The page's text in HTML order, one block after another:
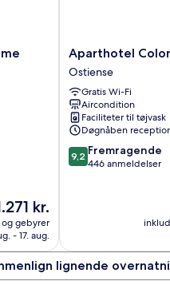
kr.
kr.
gebyrer
- 17. aug.
Aparthotel
Colombo
Roma
Ostiense
Aparthotel
Ostiense
Gratis Wi-Fi
Aircondition
Faciliteter til tøjvask
Døgnåben
9.2
ud
9,2 Fremragende
446 anmeldelser
lignende